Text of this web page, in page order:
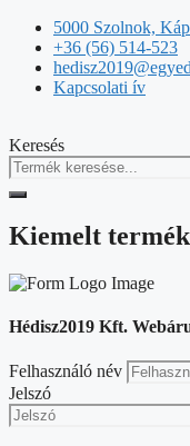
5000 Szolnok,
+36 (56) 514-523
Kapcsolati ív
Keresés
Kiemelt
Hédisz2019 Kft.
Felhasználó név
Jelszó